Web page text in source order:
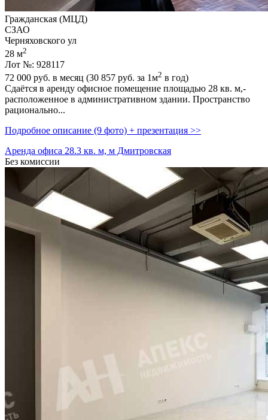
Гражданская (МЦД)
СЗАО
Черняховского ул
28 м2
Лот №: 928117
72 000 руб. в месяц (30 857 руб. за 1м2 в год)
Сдаётся в аренду офисное помещение площадью 28 кв. м,­
расположенное в административном здании. Пространство
рационально...
Подробное описание (9 фото) + презентация >>
Аренда офиса 28.3 кв. м, м Дмитровская
Без комиссии